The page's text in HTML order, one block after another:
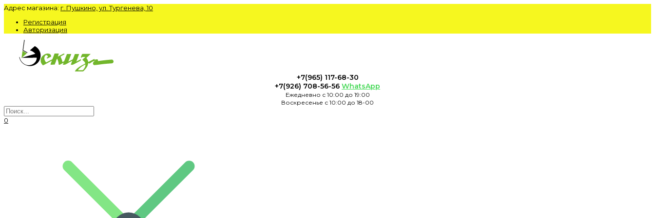
Адрес магазина: г. Пушкино, ул. Тургенева, 10
Регистрация
Авторизация
+7(965) 117-68-30
+7(926) 708-56-56 WhatsApp
Ежедневно с 10:00 до 19:00
Воскресенье с 10:00 до 18-00
0